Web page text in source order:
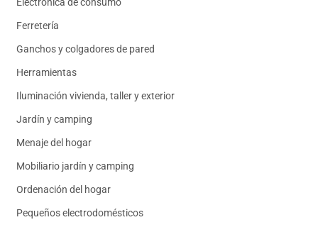
Ferretería
Ganchos y colgadores de pared
Herramientas
Iluminación vivienda, taller y exterior
Jardín y camping
Menaje del hogar
Mobiliario jardín y camping
Ordenación del hogar
Pequeños electrodomésticos